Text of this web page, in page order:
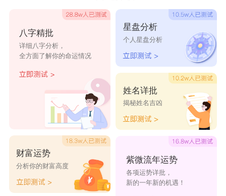
八字精批
详细八字分析，
全方面了解你的命运情况
财富运势
分析你的财富高度
星盘分析
个人星盘分析
姓名详批
揭秘姓名吉凶
紫微流年运势
各项运势详批，
新的一年新的机遇！